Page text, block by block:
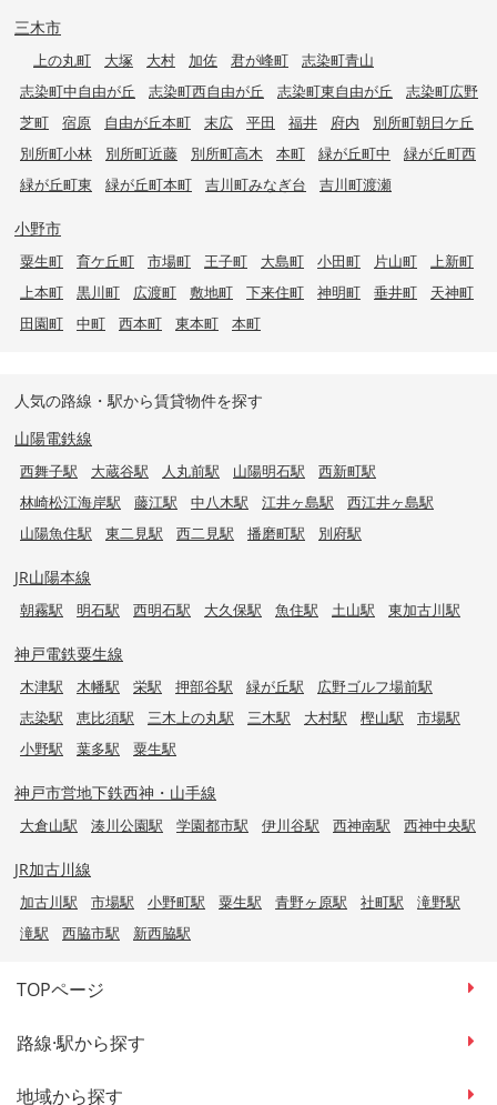
三木市
上の丸町 大塚 大村 加佐 君が峰町
志染町青山
志染町中自由が丘
志染町西自由が丘 志染町東自由が丘
志染町広野
芝町
宿原 自由が丘本町 末広 平田 福井 府内
別所町朝日ケ丘
別所町小林
別所町近藤 別所町高木 本町 緑が丘町中
緑が丘町西
緑が丘町東
緑が丘町本町 吉川町みなぎ台 吉川町渡瀬
小野市
粟生町 育ケ丘町 市場町 王子町 大島町 小田町 片山町
上新町
上本町
黒川町 広渡町 敷地町 下来住町 神明町 垂井町
天神町
田園町
中町 西本町 東本町 本町
人気の路線・駅から賃貸物件を探す
山陽電鉄線
西舞子駅 大蔵谷駅 人丸前駅 山陽明石駅
西新町駅
林崎松江海岸駅
藤江駅 中八木駅 江井ヶ島駅
西江井ヶ島駅
山陽魚住駅
東二見駅 西二見駅 播磨町駅 別府駅
JR山陽本線
朝霧駅 明石駅 西明石駅 大久保駅 魚住駅 土山駅 東加古川駅
神戸電鉄粟生線
木津駅 木幡駅 栄駅 押部谷駅 緑が丘駅
広野ゴルフ場前駅
志染駅
恵比須駅 三木上の丸駅 三木駅 大村駅 樫山駅
市場駅
小野駅
葉多駅 粟生駅
神戸市営地下鉄西神・山手線
大倉山駅 湊川公園駅 学園都市駅 伊川谷駅 西神南駅 西神中央駅
JR加古川線
加古川駅 市場駅 小野町駅 粟生駅 青野ヶ原駅 社町駅
滝野駅
滝駅
西脇市駅 新西脇駅
TOPページ
路線·駅から探す
地域から探す